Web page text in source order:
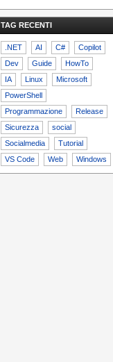
TAG RECENTI
.NET AI C#
Copilot
Dev
Guide
HowTo
IA
Linux
Microsoft
PowerShell
Programmazione
Release
Sicurezza
social
Socialmedia
Tutorial
VS Code
Web Windows